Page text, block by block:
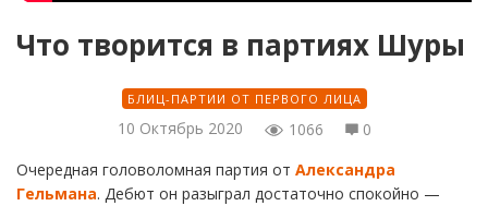
Что творится в партиях Шуры
БЛИЦ-ПАРТИИ ОТ ПЕРВОГО ЛИЦА
10 Октябрь 2020 1066
0
Очередная головоломная партия от Александра
Гельмана. Дебют он разыграл достаточно спокойно —